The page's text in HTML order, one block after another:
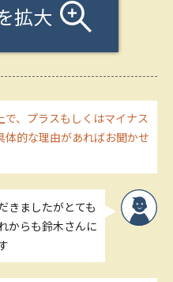
拡大
で、プラスもしくはマイナス
体的な理由があればお聞かせ
きましたがとても
からも鈴木さんに